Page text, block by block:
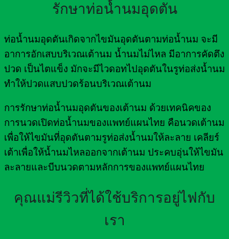
รักษาท่อน้ำนมอุดตัน
ท่อน้ำนมอุดตันเกิดจากไขมันอุดตันตามท่อน้ำนม จะมี
อาการอักเสบบริเวณเต้านม น้ำนมไม่ไหล มีอาการคัดตึง
ปวด เป็นไตแข็ง มักจะมีไวดอทไปอุดตันในรูท่อส่งน้ำนม
ทำให้ปวดแสบปวดร้อนบริเวณเต้านม
การรักษาท่อน้ำนมอุดตันของเต้านม ด้วยเทคนิคของ
การนวดเปิดท่อน้ำนมของแพทย์แผนไทย คือนวดเต้านม
เพื่อให้ไขมันที่อุดตันตามรูท่อส่งน้ำนมให้ละลาย เคลียร์
เต้าเพื่อให้น้ำนมไหลออกจากเต้านม ประคบอุ่นให้ไขมัน
ละลายและบีบนวดตามหลักการของแพทย์แผนไทย
คุณแม่รีวิวที่ได้ใช้บริการอยู่ไฟกับ
เรา